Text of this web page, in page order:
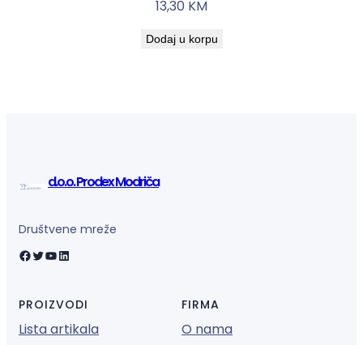
13,30 KM
Dodaj u korpu
d.o.o. Prodex Modriča
Društvene mreže
Facebook Twitter YouTube LinkedIn
PROIZVODI
Lista artikala
FIRMA
O nama